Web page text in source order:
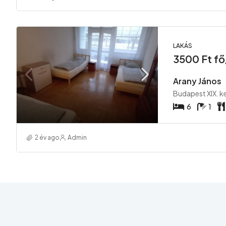
LAKÁS
3500 Ft
Arany János
Budapest XIX.
6
1
2 év ago Admin